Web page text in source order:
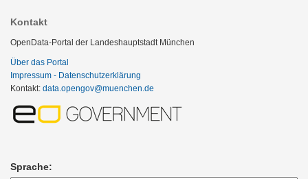
Kontakt
OpenData-Portal der Landeshauptstadt München
Über das Portal
Impressum - Datenschutzerklärung
Kontakt: data.opengov@muenchen.de
Sprache